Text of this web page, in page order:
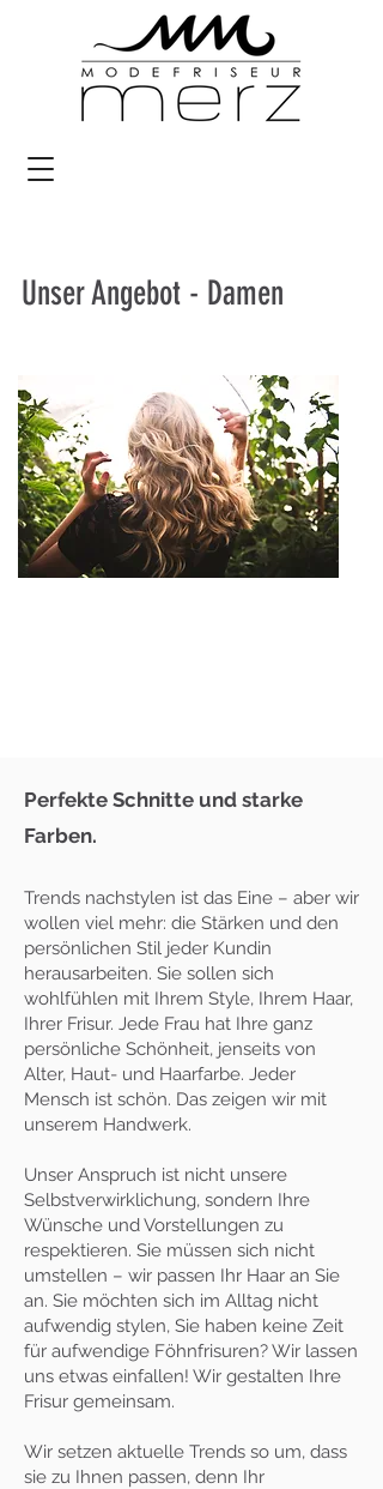
Unser Angebot - Damen
Perfekte Schnitte und starke
Farben.
Trends nachstylen ist das Eine – aber wir
wollen viel mehr: die Stärken und den
persönlichen Stil jeder Kundin
herausarbeiten. Sie sollen sich
wohlfühlen mit Ihrem Style, Ihrem Haar,
Ihrer Frisur. Jede Frau hat Ihre ganz
persönliche Schönheit, jenseits von
Alter, Haut- und Haarfarbe. Jeder
Mensch ist schön. Das zeigen wir mit
unserem Handwerk.
Unser Anspruch ist nicht unsere
Selbstverwirklichung, sondern Ihre
Wünsche und Vorstellungen zu
respektieren. Sie müssen sich nicht
umstellen – wir passen Ihr Haar an Sie
an. Sie möchten sich im Alltag nicht
aufwendig stylen, Sie haben keine Zeit
für aufwendige Föhnfrisuren? Wir lassen
uns etwas einfallen! Wir gestalten Ihre
Frisur gemeinsam.
Wir setzen aktuelle Trends so um, dass
sie zu Ihnen passen, denn Ihr